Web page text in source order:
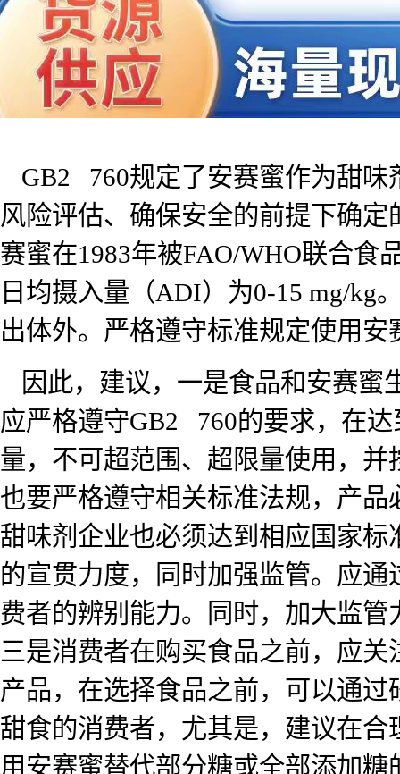
GB2 760规定了安赛蜜作为甜味
风险评估、确保安全的前提下确
赛蜜在1983年被FAO/WHO联合食
日均摄入量（ADI）为0-15 mg/kg
出体外。严格遵守标准规定使用
因此，建议，一是食品和安赛
应严格遵守GB2 760的要求，在
量，不可超范围、超限量使用，
也要严格遵守相关标准法规，产
甜味剂企业也必须达到相应国家
的宣贯力度，同时加强监管。应
费者的辨别能力。同时，加大监
三是消费者在购买食品之前，应
产品，在选择食品之前，可以通
甜食的消费者，尤其是，建议在
用安赛蜜替代部分糖或全部添加糖